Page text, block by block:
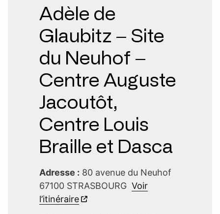
Adèle de
Glaubitz – Site
du Neuhof –
Centre Auguste
Jacoutôt,
Centre Louis
Braille et Dasca
Adresse : 80 avenue du Neuhof
67100 STRASBOURG Voir
l’itinéraire